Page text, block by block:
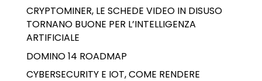
CRYPTOMINER, LE SCHEDE VIDEO IN DISUSO
TORNANO BUONE PER L’INTELLIGENZA
ARTIFICIALE
DOMINO 14 ROADMAP
CYBERSECURITY E IOT, COME RENDERE